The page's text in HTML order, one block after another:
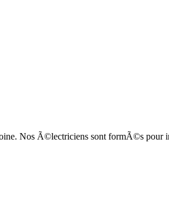
Nos Ã©lectriciens sont formÃ©s pour